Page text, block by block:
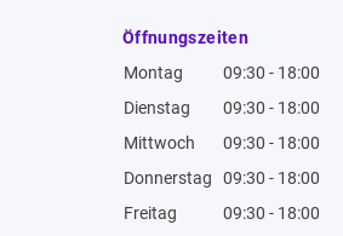
Öffnungszeiten
Montag
09:30 - 18:00
Dienstag
09:30 - 18:00
Mittwoch
09:30 - 18:00
Donnerstag
09:30 - 18:00
Freitag
09:30 - 18:00